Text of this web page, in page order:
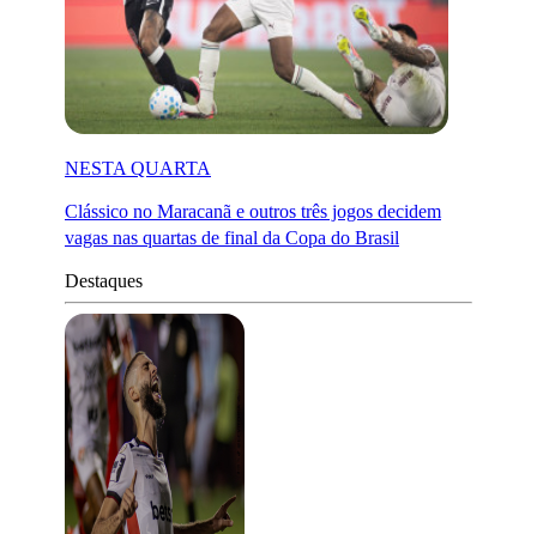
NESTA QUARTA
Clássico no Maracanã e outros três jogos decidem
vagas nas quartas de final da Copa do Brasil
Destaques